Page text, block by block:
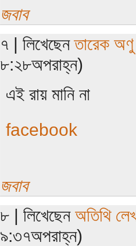
জবাব
৭ | লিখেছেনতারেক অণু
৮:২৮অপরাহ্ন)
এই রায় মানি না
facebook
জবাব
৮ | লিখেছেন অতিথি
৯:৩৭অপরাহ্ন)